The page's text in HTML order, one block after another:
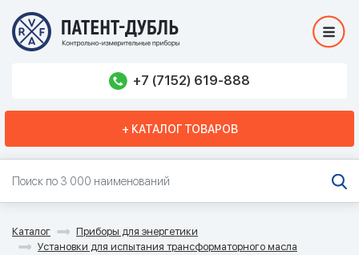
+7 (7152) 619-888
+ КАТАЛОГ ТОВАРОВ
Каталог
Приборы для энергетики
Установки для испытания трансформаторного масла